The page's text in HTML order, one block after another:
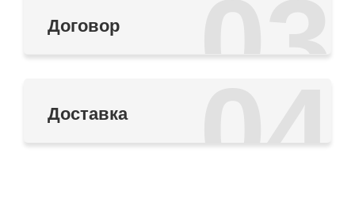
03
Договор
04
Доставка